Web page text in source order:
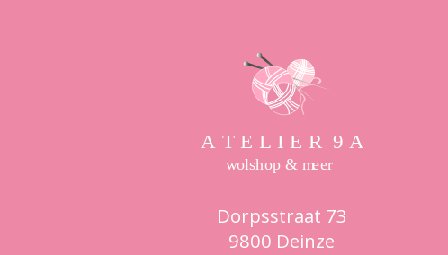
Dorpsstraat 73
9800 Deinze